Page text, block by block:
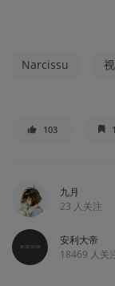
Narcissu
103
九月
23 人关注
安利大帝
18469 人关